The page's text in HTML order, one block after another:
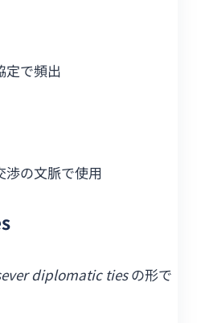
定で頻出
渉の文脈で使用
diplomatic tiesの形で